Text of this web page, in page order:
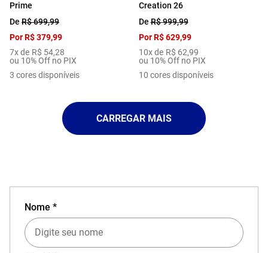
Prime
De R$699,99
PorR$379,99
7x de R$ 54,28
ou 10% Off no PIX
3 cores disponíveis
Creation 26
DeR$999,99
PorR$ 629,99
10x de R$ 62,99
ou 10% Off no PIX
10 cores disponíveis
Nome *